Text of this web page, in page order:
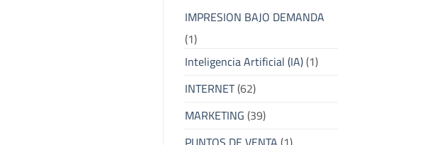
IMPRESION BAJO DEMANDA
(1)
Inteligencia Artificial (IA)(1)
INTERNET(62)
MARKETING(39)